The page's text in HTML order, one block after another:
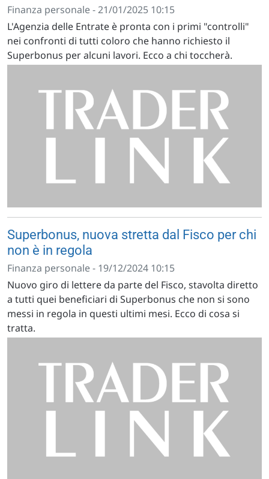
Finanza personale - 21/01/2025 10:15
L'Agenzia delle Entrate è pronta con i primi "controlli"
nei confronti di tutti coloro che hanno richiesto il
Superbonus per alcuni lavori. Ecco a chi toccherà.
Superbonus, nuova stretta dal Fisco per chi
non è in regola
Finanza personale - 19/12/2024 10:15
Nuovo giro di lettere da parte del Fisco, stavolta diretto
a tutti quei beneficiari di Superbonus che non si sono
messi in regola in questi ultimi mesi. Ecco di cosa si
tratta.